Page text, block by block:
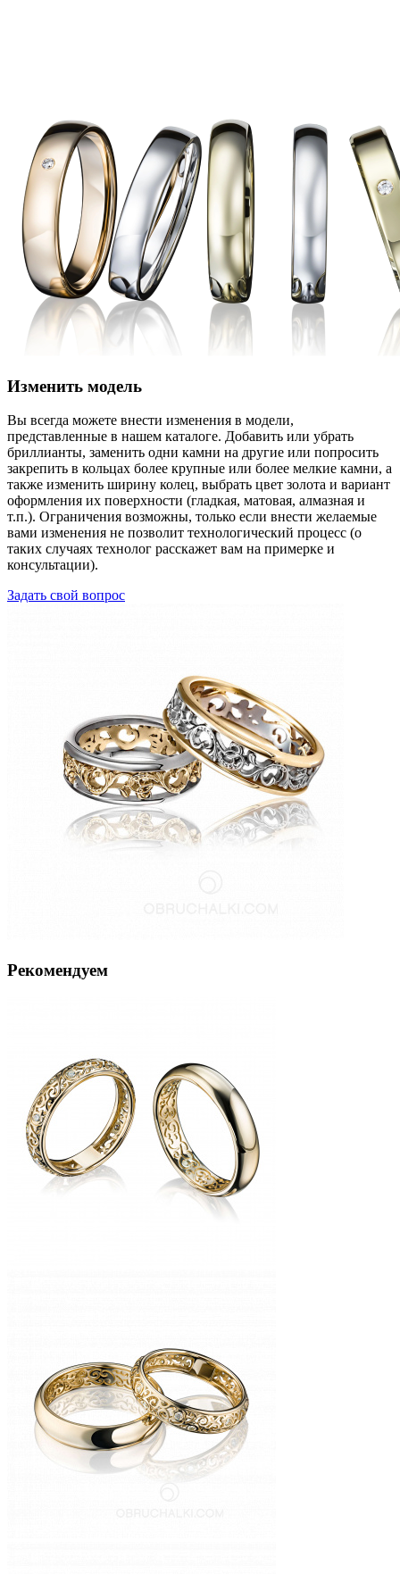
Изменить модель
Вы всегда можете внести изменения в модели,
представленные в нашем каталоге. Добавить или убрать
бриллианты, заменить одни камни на другие или попросить
закрепить в кольцах более крупные или более мелкие камни, а
также изменить ширину колец, выбрать цвет золота и вариант
оформления их поверхности (гладкая, матовая, алмазная и
т.п.). Ограничения возможны, только если внести желаемые
вами изменения не позволит технологический процесс (о
таких случаях технолог расскажет вам на примерке и
консультации).
Задать свой вопрос
Рекомендуем